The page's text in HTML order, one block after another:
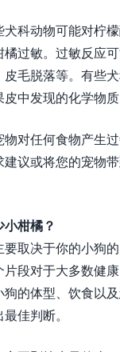
科动物可能对柠
过敏。过敏反应
毛脱落等。有些
中发现的化学物质
对任何食物产生
议或将您的宠物
柑橘？
取决于你的小狗
段对于大多数健
的体型、饮食以
佳判断。